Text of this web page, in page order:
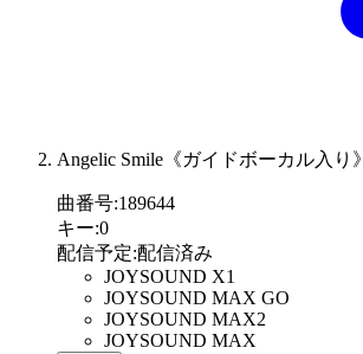
Angelic Smile《ガイドボーカル入り》
曲番号:189644
キー:0
配信予定:配信済み
JOYSOUND X1
JOYSOUND MAX GO
JOYSOUND MAX2
JOYSOUND MAX